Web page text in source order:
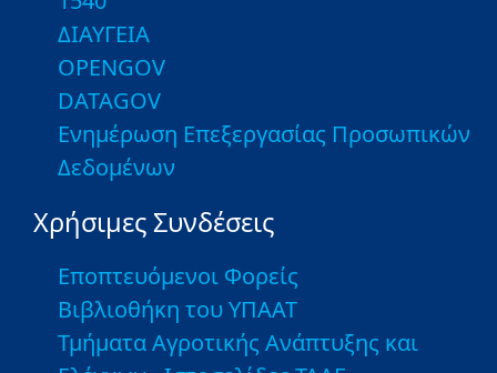
ΔΙΑΥΓΕΙΑ
OPENGOV
DATAGOV
Ενημέρωση Επεξεργασίας Προσωπικών
Δεδομένων
Χρήσιμες Συνδέσεις
Εποπτευόμενοι Φορείς
Βιβλιοθήκη του ΥΠΑΑΤ
Τμήματα Αγροτικής Ανάπτυξης και